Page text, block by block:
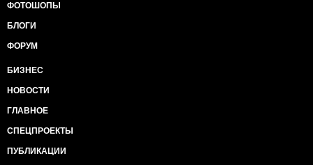
ФОТОШОПЫ
БЛОГИ
ФОРУМ
БИЗНЕС
НОВОСТИ
ГЛАВНОЕ
СПЕЦПРОЕКТЫ
ПУБЛИКАЦИИ